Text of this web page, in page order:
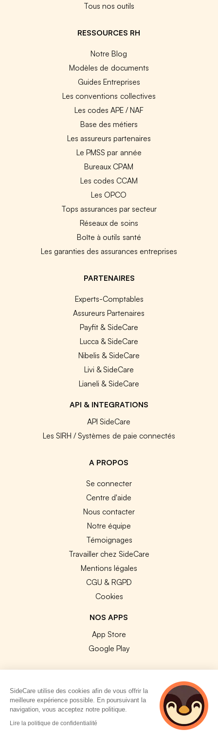
Tous nos outils
RESSOURCES RH
Notre Blog
Modèles de documents
Guides Entreprises
Les conventions collectives
Les codes APE / NAF
Base des métiers
Les assureurs partenaires
Le PMSS par année
Bureaux CPAM
Les codes CCAM
Les OPCO
Tops assurances par secteur
Réseaux de soins
Boîte à outils santé
Les garanties des assurances entreprises
PARTENAIRES
Experts-Comptables
Assureurs Partenaires
Payfit & SideCare
Lucca & SideCare
Nibelis & SideCare
Livi & SideCare
Lianeli & SideCare
API & INTEGRATIONS
API SideCare
Les SIRH / Systèmes de paie connectés
A PROPOS
Se connecter
Centre d'aide
Nous contacter
Notre équipe
Témoignages
Travailler chez SideCare
Mentions légales
CGU & RGPD
Cookies
NOS APPS
App Store
Google Play
© 2026 SideCare. Tous droits réservés.
SideCare utilise des cookies afin de vous offrir la
meilleure expérience possible. En poursuivant la
navigation, vous acceptez notre politique.
Lire la politique de confidentialité
2 personnes